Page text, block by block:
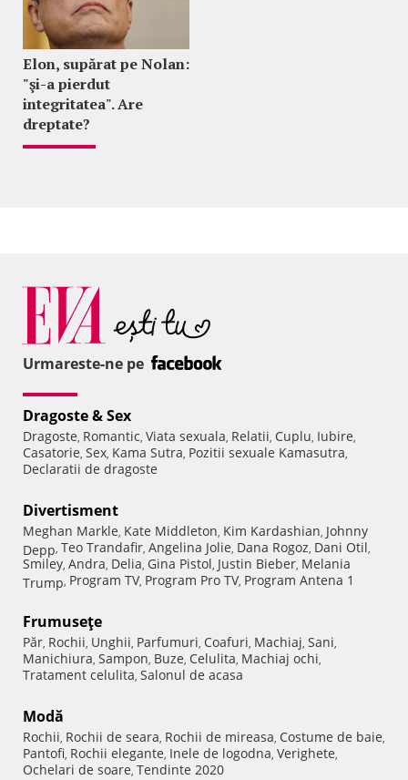
Elon, supărat pe Nolan:
"şi-a pierdut
integritatea". Are
dreptate?
Urmareste-ne pe
Dragoste & Sex
Dragoste, Romantic, Viata sexuala, Relatii, Cuplu, Iubire,
Casatorie, Sex, Kama Sutra, Pozitii sexuale Kamasutra,
Declaratii de dragoste
Divertisment
Meghan Markle, Kate Middleton, Kim Kardashian, Johnny
Depp, Teo Trandafir, Angelina Jolie, Dana Rogoz, Dani Otil,
Smiley, Andra, Delia, Gina Pistol, Justin Bieber, Melania
Trump, Program TV, Program Pro TV, Program Antena 1
Frumuseţe
Păr, Rochii, Unghii, Parfumuri, Coafuri, Machiaj, Sani,
Manichiura, Sampon, Buze, Celulita, Machiaj ochi,
Tratament celulita, Salonul de acasa
Modă
Rochii, Rochii de seara, Rochii de mireasa, Costume de baie,
Pantofi, Rochii elegante, Inele de logodna, Verighete,
Ochelari de soare, Tendinte 2020